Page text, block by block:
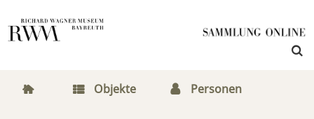
Objekte Personen